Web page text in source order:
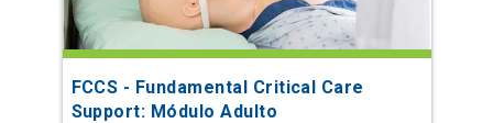
FCCS - Fundamental Critical Care
Support: Módulo Adulto